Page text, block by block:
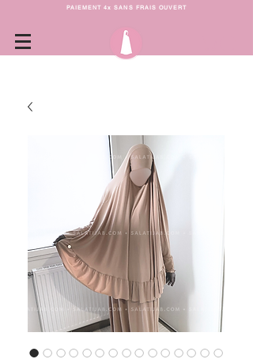
PAIEMENT 4x SANS FRAIS OUVERT